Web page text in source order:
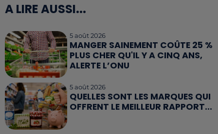
A LIRE AUSSI...
5 août 2026
MANGER SAINEMENT COÛTE 25 %
PLUS CHER QU'IL Y A CINQ ANS,
ALERTE L’ONU
5 août 2026
QUELLES SONT LES MARQUES QUI
OFFRENT LE MEILLEUR RAPPORT...